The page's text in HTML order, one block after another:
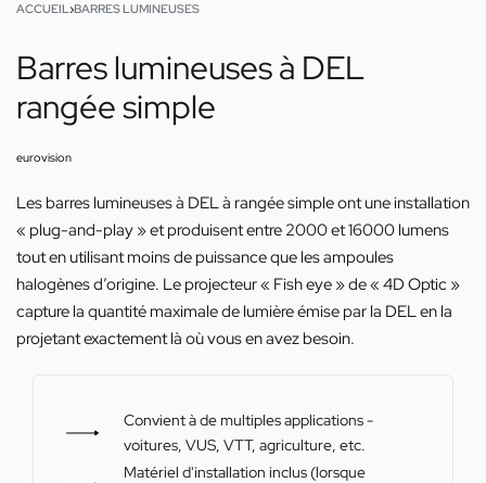
ACCUEIL›BARRES LUMINEUSES
Barres lumineuses à DEL
rangée simple
eurovision
Les barres lumineuses à DEL à rangée simple ont une installation
« plug-and-play » et produisent entre 2000 et 16000 lumens
tout en utilisant moins de puissance que les ampoules
halogènes d’origine. Le projecteur « Fish eye » de « 4D Optic »
capture la quantité maximale de lumière émise par la DEL en la
projetant exactement là où vous en avez besoin.
Convient à de multiples applications -
voitures, VUS, VTT, agriculture, etc.
Matériel d'installation inclus (lorsque